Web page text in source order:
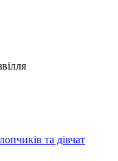
та дівчат